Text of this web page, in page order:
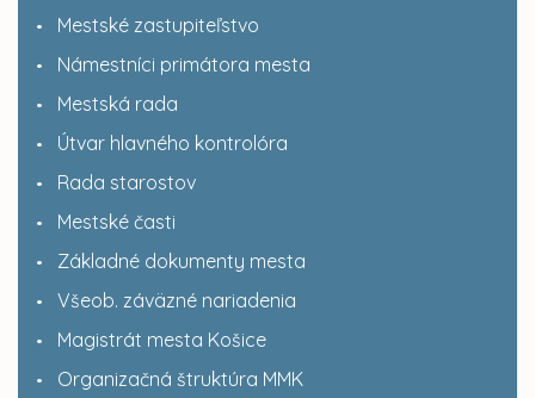
Mestské zastupiteľstvo
Námestníci primátora mesta
Mestská rada
Útvar hlavného kontrolóra
Rada starostov
Mestské časti
Základné dokumenty mesta
Všeob. záväzné nariadenia
Magistrát mesta Košice
Organizačná štruktúra MMK